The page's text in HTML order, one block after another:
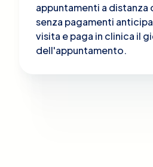
appuntamenti a distanza
senza pagamenti
visita e paga in clinica il
dell'appuntamento.